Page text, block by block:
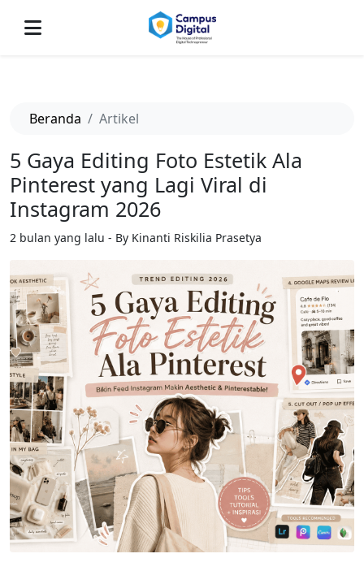
Beranda Artikel
5 Gaya Editing Foto Estetik Ala
Pinterest yang Lagi Viral di
Instagram 2026
2 bulan yang lalu - By Kinanti Riskilia Prasetya